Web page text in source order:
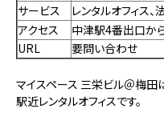
サービス
レンタルオフィス
アクセス
中津駅4番出口か
URL
要問い合わせ
マイスペース 三栄ビル＠梅田
駅近レンタルオフィスです。